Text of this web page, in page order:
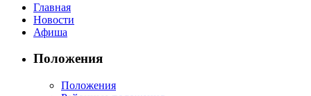
Главная
Новости
Афиша
Положения
Положения